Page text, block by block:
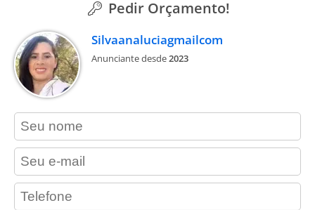
Pedir Orçamento!
Silvaanaluciagmailcom
Anunciante desde2023
contact_name
contact_email
contact_phone